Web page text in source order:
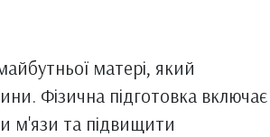
матері, який
Фізична підготовка включає
м'язи та підвищити